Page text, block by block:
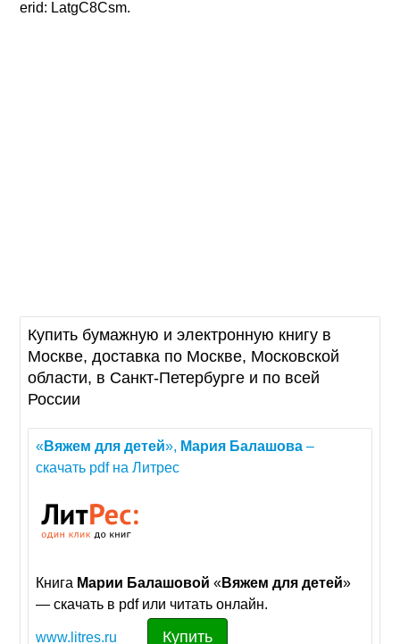
erid: LatgC8Csm.
Купить бумажную и электронную книгу в
Москве, доставка по Москве, Московской
области, в Санкт-Петербурге и по всей
России
«Вяжем для детей», Мария Балашова –
скачать pdf на Литрес
Книга Марии Балашовой «Вяжем для детей»
— скачать в pdf или читать онлайн.
www.litres.ru Купить